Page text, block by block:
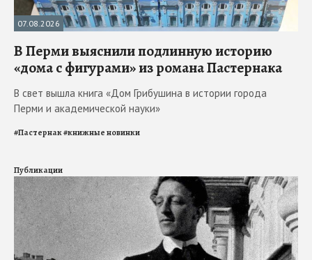
07.08.2026
В Перми выяснили подлинную историю
«дома с фигурами» из романа Пастернака
В свет вышла книга «Дом Грибушина в истории города
Перми и академической науки»
#Пастернак#книжные новинки
Публикации